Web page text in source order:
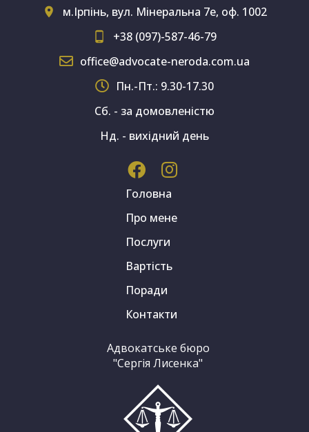
м.Ірпінь, вул. Мінеральна 7е, оф. 1002
+38 (097)-587-46-79
office@advocate-neroda.com.ua
Пн.-Пт.: 9.30-17.30
Сб. - за домовленістю
Нд. - вихідний день
Головна
Про мене
Послуги
Вартість
Поради
Контакти
Адвокатське бюро
"Сергія Лисенка"